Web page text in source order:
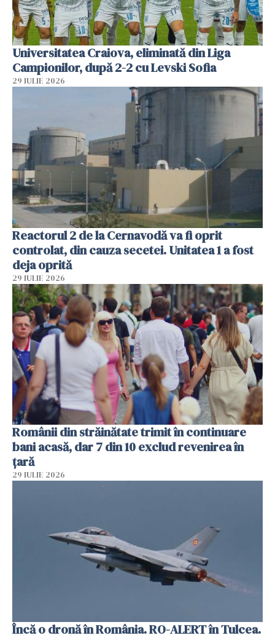
Universitatea Craiova, eliminată din Liga
Campionilor, după 2-2 cu Levski Sofia
29 IULIE 2026
Reactorul 2 de la Cernavodă va fi oprit
controlat, din cauza secetei. Unitatea 1 a fost
deja oprită
29 IULIE 2026
Românii din străinătate trimit în continuare
bani acasă, dar 7 din 10 exclud revenirea în
țară
29 IULIE 2026
Încă o dronă în România. RO-ALERT în Tulcea.